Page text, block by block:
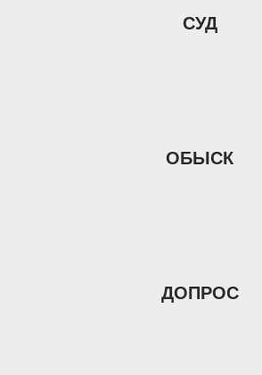
СУД
ОБЫСК
ДОПРОС